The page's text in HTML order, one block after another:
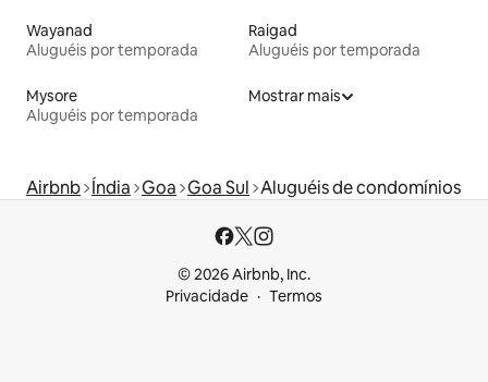
Wayanad
Aluguéis por temporada
Raigad
Aluguéis por temporada
Mysore
Aluguéis por temporada
Mostrar mais
Airbnb Índia Goa Goa Sul Aluguéis de condomínios
© 2026 Airbnb, Inc.
Privacidade
Termos